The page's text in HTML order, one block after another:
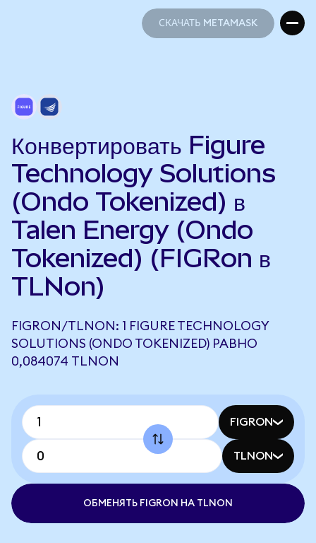
СКАЧАТЬ METAMASK
Конвертировать Figure
Technology Solutions
(Ondo Tokenized) в
Talen Energy (Ondo
Tokenized) (FIGRon в
TLNon)
FIGRON/TLNON: 1 FIGURE TECHNOLOGY
SOLUTIONS (ONDO TOKENIZED) РАВНО
0,084074 TLNON
FIGRON
TLNON
ОБМЕНЯТЬ FIGRON НА TLNON